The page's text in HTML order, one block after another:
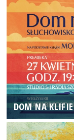
DOM NA KLIFIE